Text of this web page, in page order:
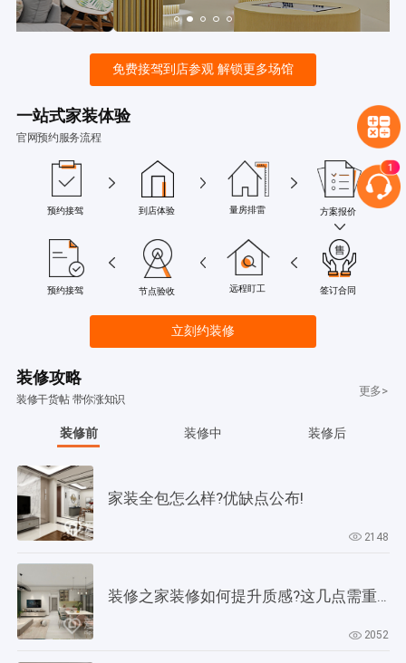
免费接驾到店参观 解锁更多场馆
一站式家装体验
官网预约服务流程
预约接驾 到店体验 量房排雷 方案报价
预约接驾 节点验收 远程盯工 签订合同
立刻约装修
装修攻略
装修干货帖 带你涨知识
更多>
装修前 装修中 装修后
家装全包怎么样?优缺点公布!
2148
装修之家装修如何提升质感?这几点需重视起来
2052